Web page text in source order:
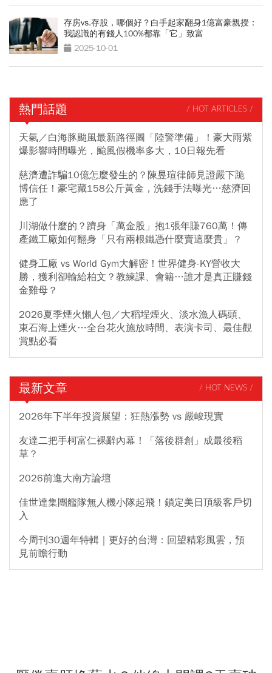
存房vs.存股，哪個好？白手起家翻身1億富豪親授：
我認識的有錢人100%都靠「它」致富
2025-10-01
熱門話題 / HOT ARTICLES /
天氣／白海豚颱風最新路徑圖「陸警準備」！豪大雨紫
爆影響時間曝光，颱風假機率多大，10日報先看
慈濟遭詐騙10億怎麼發生的？陳昱瑄律師見證嚴下跪
博信任！豪宅藏158公斤黃金，洗錢手法曝光…慈濟回
應了
川湖做什麼的？躋身「萬金股」抱1張年賺760萬！傳
產鐵工廠如何翻身「只有兩根鐵憑什麼賣這麼貴」？
健身工廠 vs World Gym大解密！世界健身-KY營收大
勝，獲利卻輸給柏文？教練課、會籍…誰才是真正賺錢
金雞母？
2026夏季煙火懶人包／大稻埕煙火、淡水漁人碼頭、
東石海上煙火…全台花火施放時間、表演卡司、最佳觀
賞點必看
最新文章 / HOT NEWS /
2026年下半年投資展望：狂熱漲勢 vs 嚴峻現實
友達二把手柯富仁裸辭內幕！「落後群創」成最後稻
草？
2026前進大南方論壇
佳世達集團艦隊無人機小隊起飛！鎖定美日頂級客戶切
入
今周刊30週年特輯｜更好的台灣：回望精彩風雲，預
見前瞻行動